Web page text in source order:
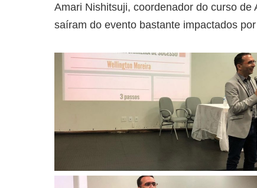
Amari Nishitsuji, coordenador do curso de
saíram do evento bastante impactados